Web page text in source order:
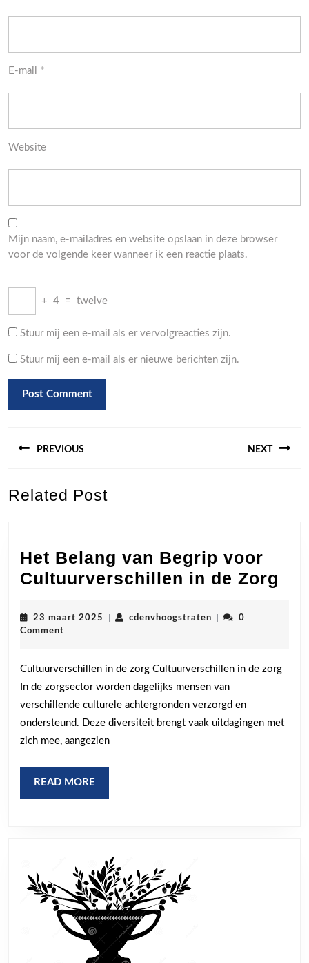
E-mail *
Website
Mijn naam, e-mailadres en website opslaan in deze browser
voor de volgende keer wanneer ik een reactie plaats.
+ 4 = twelve
Stuur mij een e-mail als er vervolgreacties zijn.
Stuur mij een e-mail als er nieuwe berichten zijn.
PREVIOUS
post:
NEXT
Related Post
Het Belang van Begrip voor
Cultuurverschillen in de Zorg
de
23 maart 2025 23
cdenvhoogstratencdenvhoogstraten
0
Comment
Cultuurverschillen in de zorg Cultuurverschillen in de zorg
In de zorgsector worden dagelijks mensen van
verschillende culturele achtergronden verzorgd en
ondersteund. Deze diversiteit brengt vaak uitdagingen met
zich mee, aangezien
READ MORE
MORE